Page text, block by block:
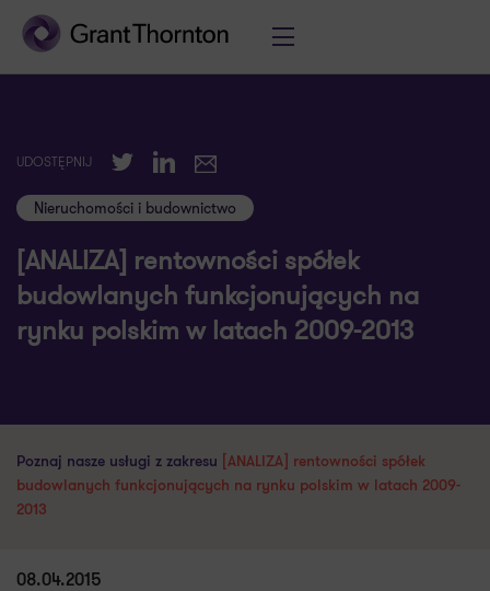
UDOSTĘPNIJ TwitterLinkedIn
E-mail
Nieruchomości i budownictwo
[ANALIZA] rentowności spółek
budowlanych funkcjonujących na
rynku polskim w latach 2009-2013
Poznaj nasze usługi z zakresu
[ANALIZA] rentowności spółek
budowlanych funkcjonujących na rynku polskim w latach 2009-
2013
08.04.2015